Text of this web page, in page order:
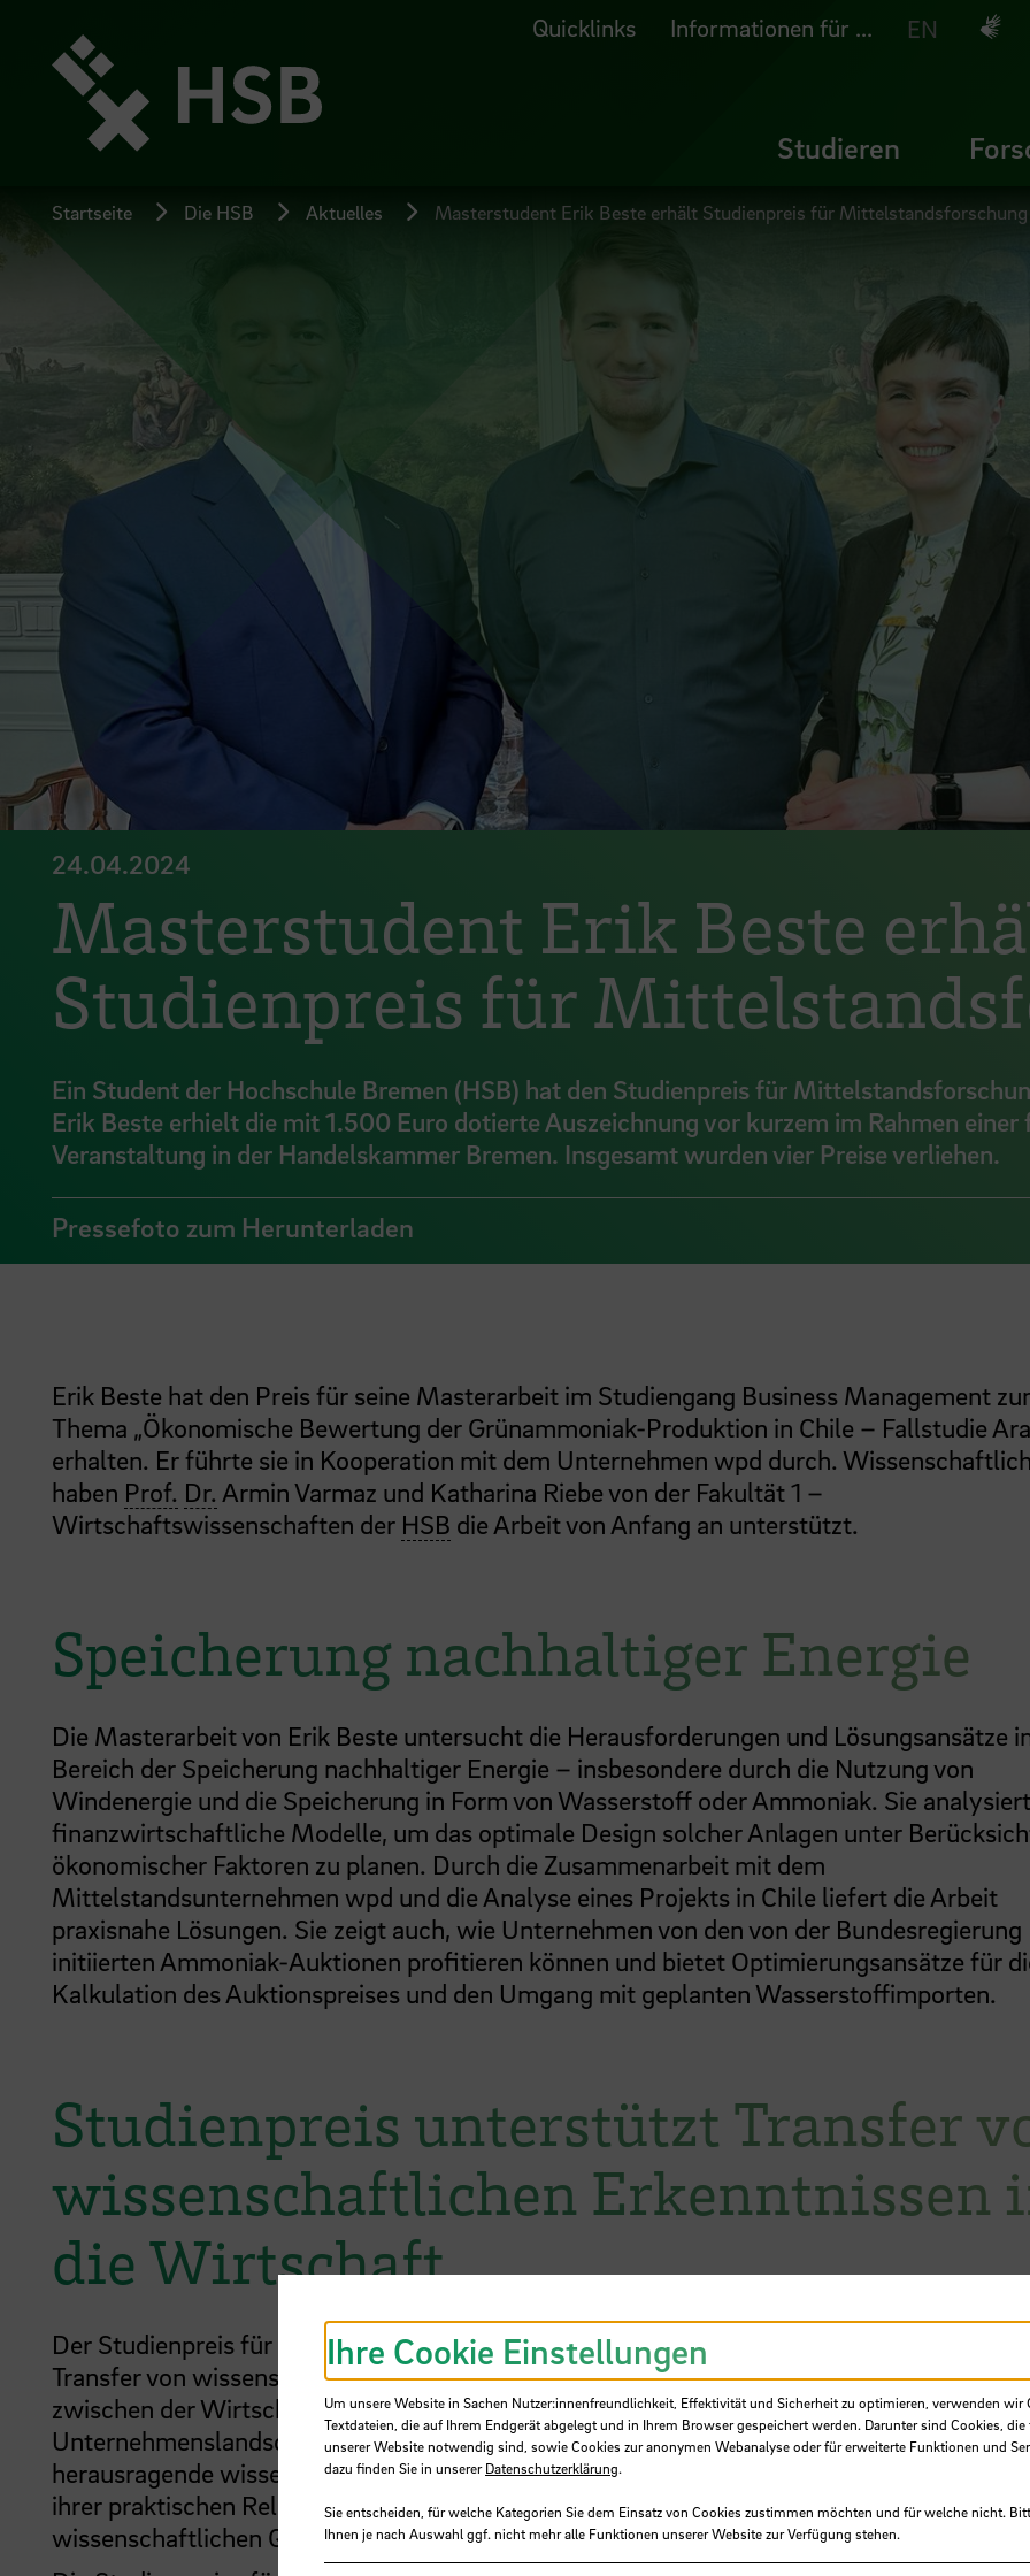
Seiteninhalt
springen
Quicklinks Informationen für ... EN
Studieren
Startseite Die HSB Aktuelles Masterstudent Erik Beste erhält Studienpreis für Mittelstandsforschung
24.04.2024
Masterstudent Erik Beste
Studienpreis für
Ein Student der Hochschule Bremen (HSB) hat den Studienpreis für
Erik Beste erhielt die mit 1.500 Euro dotierte Auszeichnung vor kurzem im Rahmen einer
Veranstaltung in der Handelskammer Bremen. Insgesamt wurden vier Preise verliehen.
Pressefoto zum Herunterladen
Erik Beste hat den Preis für seine Masterarbeit im Studiengang Business Management
Thema „Ökonomische Bewertung der Grünammoniak-Produktion in Chile – Fallstudie
erhalten. Er führte sie in Kooperation mit dem Unternehmen wpd durch. Wissenschaftlich
haben Prof. Dr. Armin Varmaz und Katharina Riebe von der Fakultät 1 –
Wirtschaftswissenschaften der HSB die Arbeit von Anfang an unterstützt.
Speicherung nachhaltiger Energie
Die Masterarbeit von Erik Beste untersucht die Herausforderungen und Lösungsansätze
Bereich der Speicherung nachhaltiger Energie – insbesondere durch die Nutzung von
Windenergie und die Speicherung in Form von Wasserstoff oder Ammoniak. Sie analysiert
finanzwirtschaftliche Modelle, um das optimale Design solcher Anlagen unter
ökonomischer Faktoren zu planen. Durch die Zusammenarbeit mit dem
Mittelstandsunternehmen wpd und die Analyse eines Projekts in Chile liefert die Arbeit
praxisnahe Lösungen. Sie zeigt auch, wie Unternehmen von den von der Bundesregierung
initiierten Ammoniak-Auktionen profitieren können und bietet Optimierungsansätze für
Kalkulation des Auktionspreises und den Umgang mit geplanten Wasserstoffimporten.
Studienpreis unterstützt Transfer
wissenschaftlichen Erkenntnissen
die Wirtschaft
Der Studienpreis für Mittelstandsforschung wird alle zwei Jahre vergeben. Er unterstützt
Transfer von wissenschaftlichen Erkenntnissen in die Wirtschaft und fördert den Dialog
zwischen der Wirtschaftswissenschaftlichen Fakultät und der regionalen
Unternehmenslandschaft. Aus einer Preissumme von insgesamt 6.000 Euro werden bis
herausragende wissenschaftliche Arbeiten prämiert. Bewertet werden die Arbeiten
ihrer praktischen Relevanz für den Mittelstand, ihrer Innovationskraft und ihrer
wissenschaftlichen Qualität.
Ihre Cookie Einstellungen
Um unsere Website in Sachen Nutzer:innenfreundlichkeit, Effektivität und Sicherheit zu optimieren, verwenden wir
Textdateien, die auf Ihrem Endgerät abgelegt und in Ihrem Browser gespeichert werden. Darunter sind Cookies,
unserer Website notwendig sind, sowie Cookies zur anonymen Webanalyse oder für erweiterte Funktionen und
dazu finden Sie in unsererDatenschutzerklärung.
Sie entscheiden, für welche Kategorien Sie dem Einsatz von Cookies zustimmen möchten und für welche nicht.
Ihnen je nach Auswahl ggf. nicht mehr alle Funktionen unserer Website zur Verfügung stehen.